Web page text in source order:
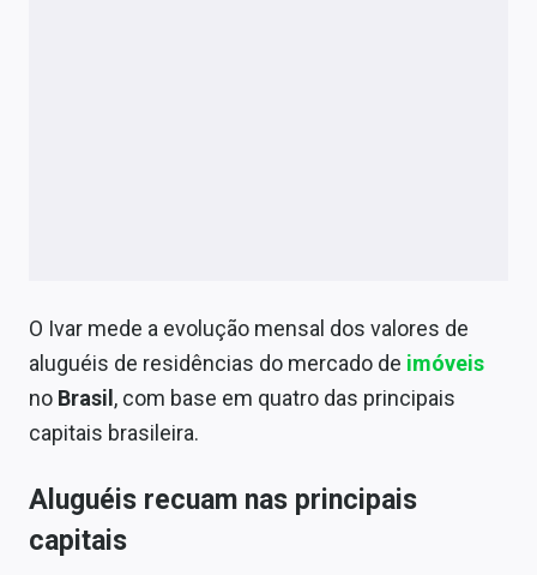
Expediente
O Ivar mede a evolução mensal dos valores de
aluguéis de residências do mercado de imóveis
no Brasil , com base em quatro das principais
capitais brasileira.
Aluguéis recuam nas principais
capitais